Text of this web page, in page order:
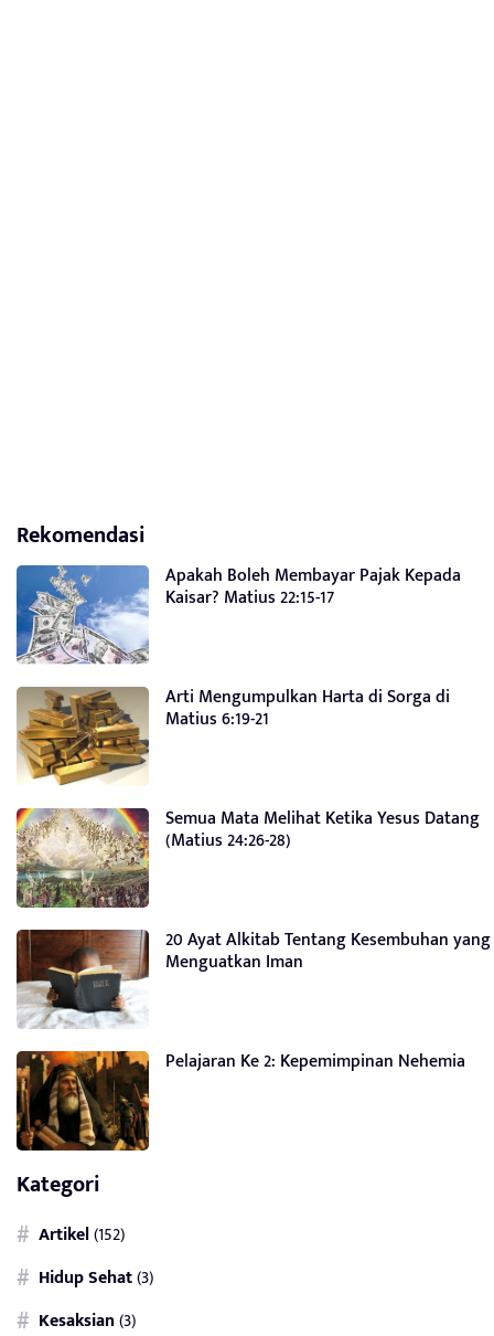
Rekomendasi
Apakah Boleh Membayar Pajak Kepada
Kaisar? Matius 22:15-17
Arti Mengumpulkan Harta di Sorga di
Matius 6:19-21
Semua Mata Melihat Ketika Yesus Datang
(Matius 24:26-28)
20 Ayat Alkitab Tentang Kesembuhan yang
Menguatkan Iman
Pelajaran Ke 2: Kepemimpinan Nehemia
Kategori
Artikel(152)
Hidup Sehat(3)
Kesaksian(3)